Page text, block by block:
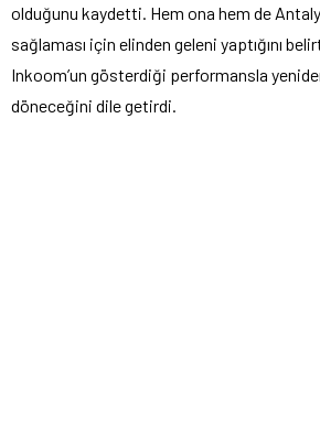
olduğunu kaydetti. Hem ona hem de
sağlaması için elinden geleni yaptığını
Inkoom’un gösterdiği performansla
döneceğini dile getirdi.